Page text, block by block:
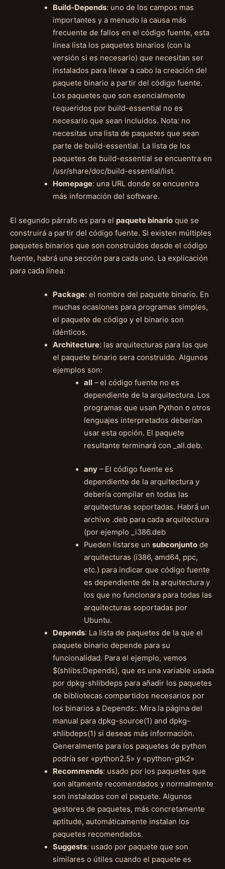
Build-Depends: uno de los campos mas
importantes y a menudo la causa más
frecuente de fallos en el código fuente, esta
línea lista los paquetes binarios (con la
versión si es necesario) que necesitan ser
instalados para llevar a cabo la creación del
paquete binario a partir del código fuente.
Los paquetes que son esencialmente
requeridos por build-essential no es
necesario que sean incluidos. Nota: no
necesitas una lista de paquetes que sean
parte de build-essential. La lista de los
paquetes de build-essential se encuentra en
/usr/share/doc/build-essential/list.
Homepage: una URL donde se encuentra
más información del software.
El segundo párrafo es para el paquete binario que se
construirá a partir del código fuente. Si existen múltiples
paquetes binarios que son construidos desde el código
fuente, habrá una sección para cada uno. La explicación
para cada línea:
Package: el nombre del paquete binario. En
muchas ocasiones para programas simples,
el paquete de código y el binario son
idénticos.
Architecture: las arquitecturas para las que
el paquete binario sera construido. Algunos
ejemplos son:
all– el código fuente no es
dependiente de la arquitectura. Los
programas que usan Python o otros
lenguajes interpretados deberían
usar esta opción. El paquete
resultante terminará con _all.deb.
any– El código fuente es
dependiente de la arquitectura y
debería compilar en todas las
arquitecturas soportadas. Habrá un
archivo .deb para cada arquitectura
(por ejemplo _i386.deb
Pueden listarse un subconjuntode
arquitecturas (i386, amd64, ppc,
etc.) para indicar que código fuente
es dependiente de la arquitectura y
los que no funcionara para todas las
arquitecturas soportadas por
Ubuntu.
Depends: La lista de paquetes de la que el
paquete binario depende para su
funcionalidad. Para el ejemplo, vemos
${shlibs:Depends}, que es una variable usada
por dpkg-shlibdeps para añadir los paquetes
de bibliotecas compartidos necesarios por
los binarios a Depends:. Mira la página del
manual para dpkg-source(1) and dpkg-
shlibdeps(1) si deseas más información.
Generalmente para los paquetes de python
podría ser «python2.5» y «python-gtk2»
Recommends: usado por los paquetes que
son altamente recomendados y normalmente
son instalados con el paquete. Algunos
gestores de paquetes, más concretamente
aptitude, automáticamente instalan los
paquetes recomendados.
Suggests: usado por paquete que son
similares o útiles cuando el paquete es